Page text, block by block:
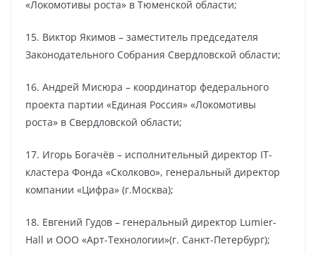
«Локомотивы роста» в Тюменской области;
15. Виктор Якимов – заместитель председателя
Законодательного Собрания Свердловской области;
16. Андрей Мисюра – координатор федерального
проекта партии «Единая Россия» «Локомотивы
роста» в Свердловской области;
17. Игорь Богачёв – исполнительный директор IT-
кластера Фонда «Сколково», генеральный директор
компании «Цифра» (г.Москва);
18. Евгений Гудов – генеральный директор Lumier-
Hall и ООО «Арт-Технологии»(г. Санкт-Петербург);